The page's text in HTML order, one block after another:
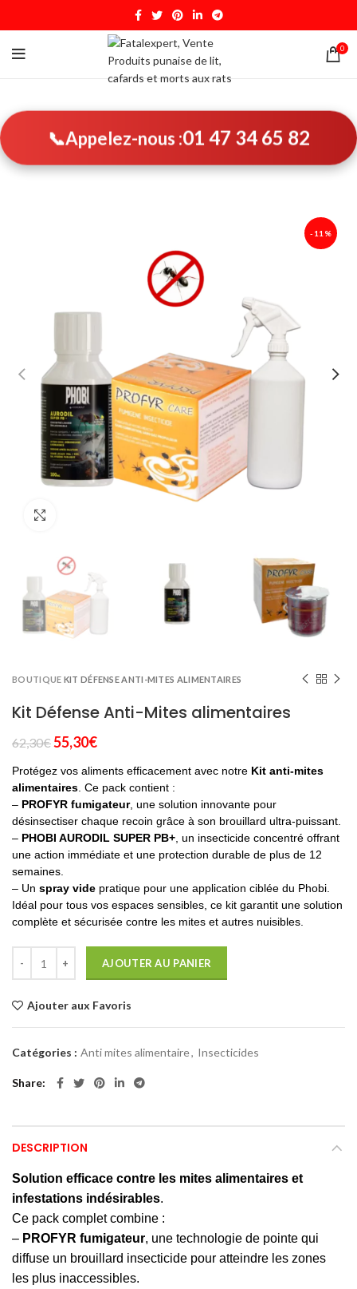
0
📞Appelez-nous :01 47 34 65 82
-11%
BOUTIQUE KIT DÉFENSE ANTI-MITES ALIMENTAIRES
Kit Défense Anti-Mites alimentaires
62,30€ Le
initial
était :
62,30€.
55,30€Le
actuel
est :
55,30€.
Protégez vos aliments efficacement avec notre Kit anti-mites
alimentaires. Ce pack contient :
– PROFYR fumigateur, une solution innovante pour
désinsectiser chaque recoin grâce à son brouillard ultra-puissant.
– PHOBI AURODIL SUPER PB+, un insecticide concentré offrant
une action immédiate et une protection durable de plus de 12
semaines.
– Un spray vide pratique pour une application ciblée du Phobi.
Idéal pour tous vos espaces sensibles, ce kit garantit une solution
complète et sécurisée contre les mites et autres nuisibles.
AJOUTER AU PANIER
Ajouter aux Favoris
Catégories : Anti mites alimentaire, Insecticides
Share
DESCRIPTION
Solution efficace contre les mites alimentaires et
infestations indésirables.
Ce pack complet combine :
– PROFYR fumigateur, une technologie de pointe qui
diffuse un brouillard insecticide pour atteindre les zones
les plus inaccessibles.